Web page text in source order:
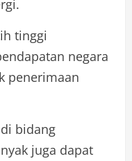
tinggi
negara
penerimaan
bidang
juga dapat